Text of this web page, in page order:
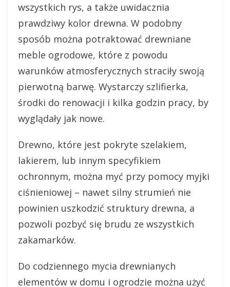
wszystkich rys, a także uwidacznia
prawdziwy kolor drewna. W podobny
sposób można potraktować drewniane
meble ogrodowe, które z powodu
warunków atmosferycznych straciły swoją
pierwotną barwę. Wystarczy szlifierka,
środki do renowacji i kilka godzin pracy, by
wyglądały jak nowe.
Drewno, które jest pokryte szelakiem,
lakierem, lub innym specyfikiem
ochronnym, można myć przy pomocy myjki
ciśnieniowej – nawet silny strumień nie
powinien uszkodzić struktury drewna, a
pozwoli pozbyć się brudu ze wszystkich
zakamarków.
Do codziennego mycia drewnianych
elementów w domu i ogrodzie można użyć